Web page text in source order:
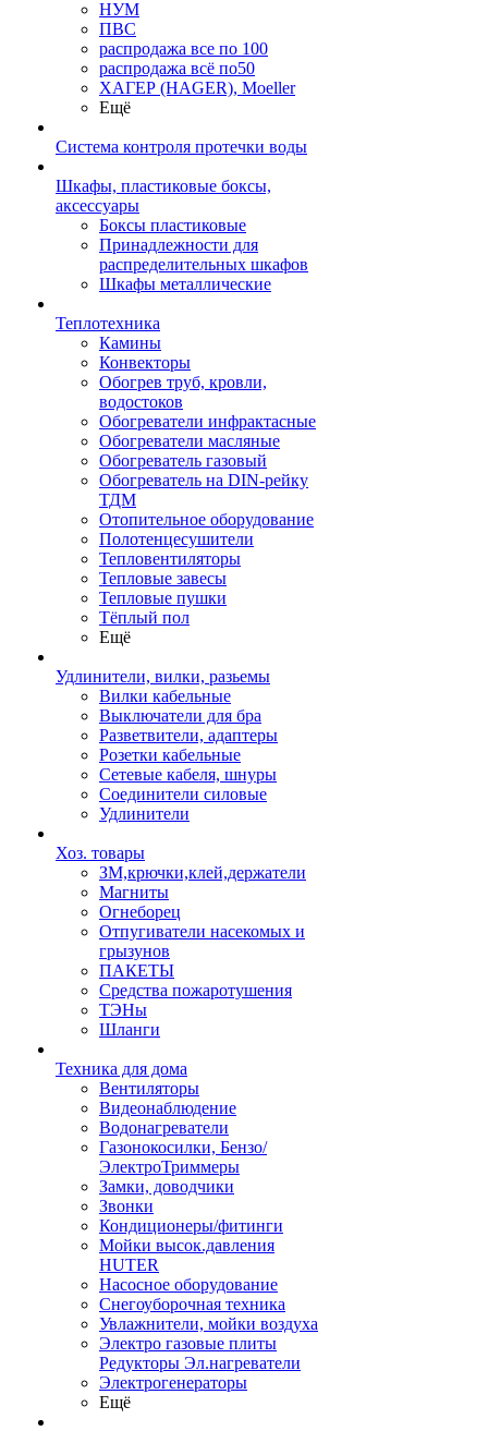
НУМ
ПВС
распродажа все по 100
распродажа всё по50
ХАГЕР (HAGER), Moeller
Ещё
Система контроля протечки воды
Шкафы, пластиковые боксы,
аксессуары
Боксы пластиковые
Принадлежности для
распределительных шкафов
Шкафы металлические
Теплотехника
Камины
Конвекторы
Обогрев труб, кровли,
водостоков
Обогреватели инфрактасные
Обогреватели масляные
Обогреватель газовый
Обогреватель на DIN-рейку
ТДМ
Отопительное оборудование
Полотенцесушители
Тепловентиляторы
Тепловые завесы
Тепловые пушки
Тёплый пол
Ещё
Удлинители, вилки, разьемы
Вилки кабельные
Выключатели для бра
Разветвители, адаптеры
Розетки кабельные
Сетевые кабеля, шнуры
Соединители силовые
Удлинители
Хоз. товары
ЗМ,крючки,клей,держатели
Магниты
Огнеборец
Отпугиватели насекомых и
грызунов
ПАКЕТЫ
Средства пожаротушения
ТЭНы
Шланги
Техника для дома
Вентиляторы
Видеонаблюдение
Водонагреватели
Газонокосилки, Бензо/
ЭлектроТриммеры
Замки, доводчики
Звонки
Кондиционеры/фитинги
Мойки высок.давления
HUTER
Насосное оборудование
Снегоуборочная техника
Увлажнители, мойки воздуха
Электро газовые плиты
Редукторы Эл.нагреватели
Электрогенераторы
Ещё